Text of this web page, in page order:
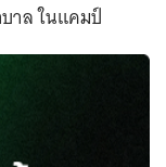
าล ในแคมป์